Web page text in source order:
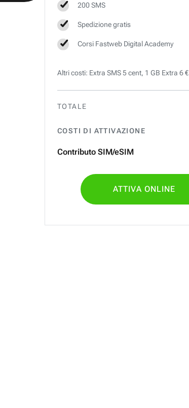
200 SMS
Spedizione gratis
Corsi Fastweb Digital Academy
Altri costi: Extra SMS 5 cent, 1 GB Extra 6 €
TOTALE
COSTI DI ATTIVAZIONE
Contributo SIM/eSIM
ATTIVA ONLINE